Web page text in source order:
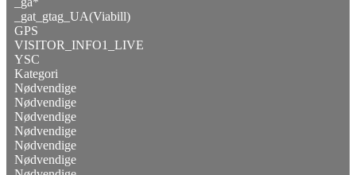
_gat_gtag_UA(Viabill)
GPS
VISITOR_INFO1_LIVE
YSC
Kategori
Nødvendige
Nødvendige
Nødvendige
Nødvendige
Nødvendige
Nødvendige